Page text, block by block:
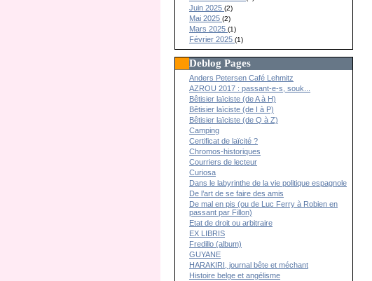
Juin 2025(2)
Mai 2025(2)
Mars 2025(1)
Février 2025(1)
Deblog Pages
Anders Petersen Café Lehmitz
AZROU 2017 : passant-e-s, souk...
Bêtisier laïciste (de A à H)
Bêtisier laïciste (de I à P)
Bêtisier laïciste (de Q à Z)
Camping
Certificat de laïcité ?
Chromos-historiques
Courriers de lecteur
Curiosa
Dans le labyrinthe de la vie politique espagnole
De l’art de se faire des amis
De mal en pis (ou de Luc Ferry à Robien en
passant par Fillon)
Etat de droit ou arbitraire
EX LIBRIS
Fredillo (album)
GUYANE
HARAKIRI, journal bête et méchant
Histoire belge et angélisme